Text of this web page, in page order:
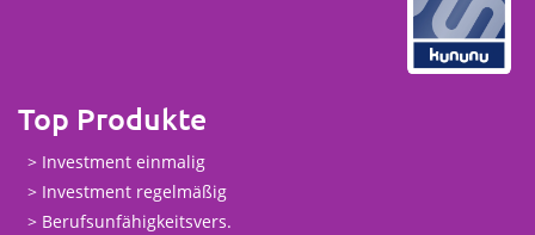
Top Produkte
Investment einmalig
Investment regelmäßig
Berufsunfähigkeitsvers.